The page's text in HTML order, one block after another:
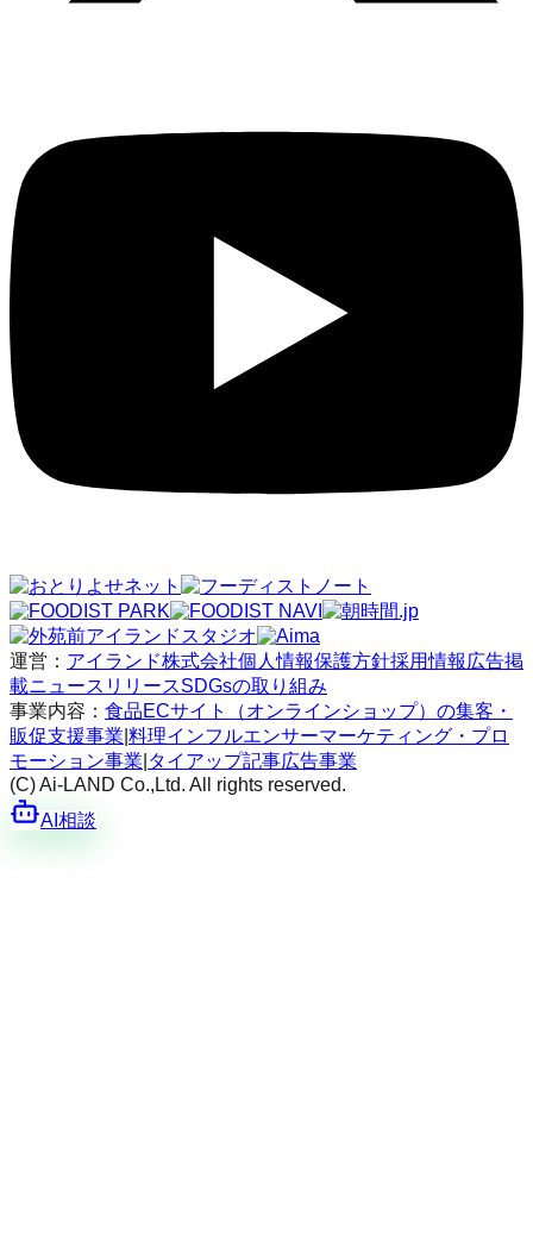
運営： アイランド株式会社個人情報保護方針採用情報 広告掲
載ニュースリリースSDGsの取り組み
事業内容： 食品ECサイト（オンラインショップ）の集客・
販促支援事業 料理インフルエンサーマーケティング・プロ
モーション事業 タイアップ記事広告事業
(C) Ai-LAND Co.,Ltd. All rights reserved.
AI相談